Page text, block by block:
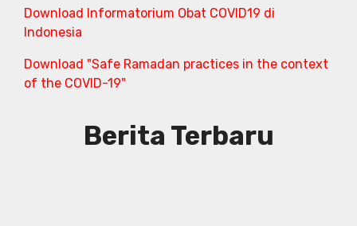
Download Informatorium Obat COVID19 di
Indonesia
Download "Safe Ramadan practices in the context
of the COVID-19"
Berita Terbaru